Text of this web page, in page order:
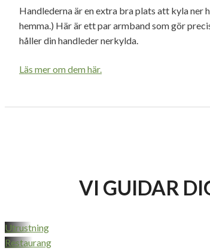
Handlederna är en extra bra plats att kyla ner
hemma.) Här är ett par armband som gör
håller din handleder nerkylda.
Läs mer om dem här.
VI GUIDAR
Utrustning
Restaurang